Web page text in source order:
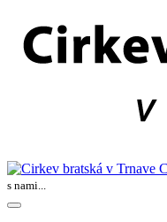
s nami...